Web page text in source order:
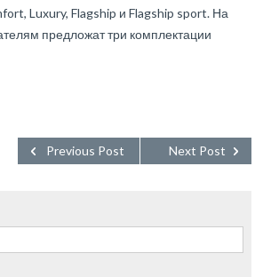
Luxury, Flagship и Flagship sport. На
предложат три комплектации
Next Post
Previous Post